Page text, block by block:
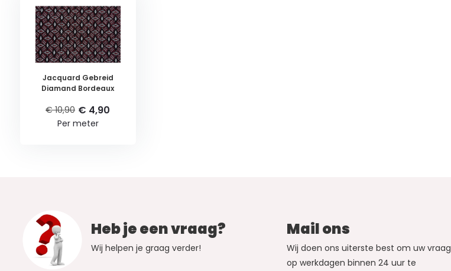
Jacquard Gebreid
Diamand Bordeaux
€ 10,90 € 4,90
Per meter
Heb je een vraag?
Wij helpen je graag verder!
Mail ons
Wij doen ons uiterste best om uw vraag
op werkdagen binnen 24 uur te